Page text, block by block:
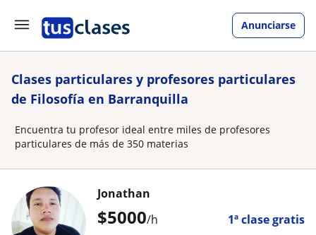
Anunciarse
Clases particulares y profesores particulares
de Filosofía en Barranquilla
Encuentra tu profesor ideal entre miles de profesores
particulares de más de 350 materias
$5000/h 1ª clase gratis
Jonathan